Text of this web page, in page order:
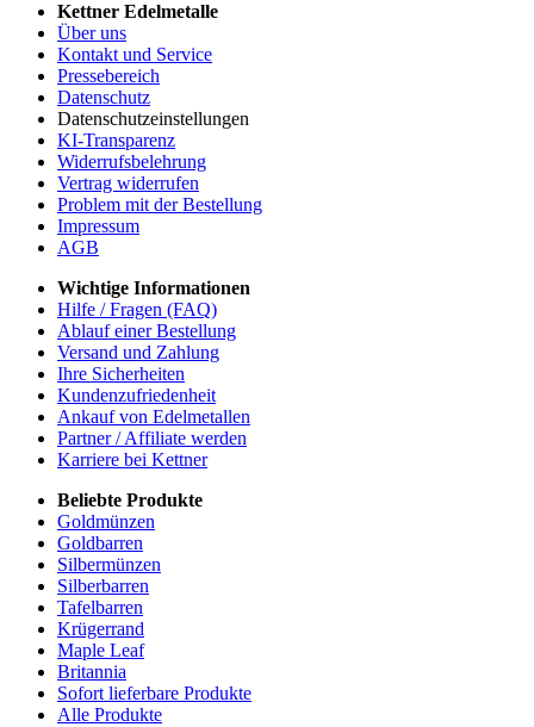
Kettner Edelmetalle
Über uns
Kontakt und Service
Pressebereich
Datenschutz
Datenschutzeinstellungen
KI-Transparenz
Widerrufsbelehrung
Vertrag widerrufen
Problem mit der Bestellung
Impressum
AGB
Wichtige Informationen
Hilfe / Fragen (FAQ)
Ablauf einer Bestellung
Versand und Zahlung
Ihre Sicherheiten
Kundenzufriedenheit
Ankauf von Edelmetallen
Partner / Affiliate werden
Karriere bei Kettner
Beliebte Produkte
Goldmünzen
Goldbarren
Silbermünzen
Silberbarren
Tafelbarren
Krügerrand
Maple Leaf
Britannia
Sofort lieferbare Produkte
Alle Produkte